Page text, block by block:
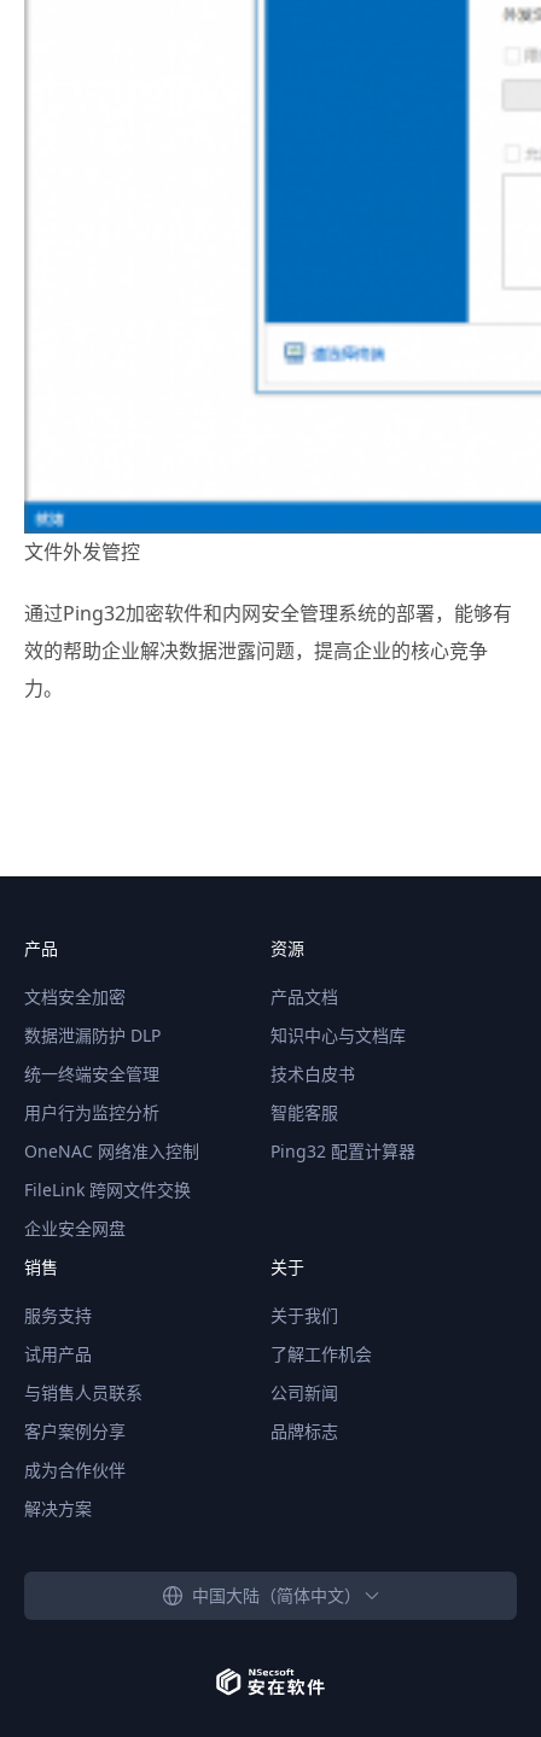
文件外发管控
通过Ping32加密软件和内网安全管理系统的部署，能够有
效的帮助企业解决数据泄露问题，提高企业的核心竞争
力。
产品
文档安全加密
数据泄漏防护 DLP
统一终端安全管理
用户行为监控分析
OneNAC 网络准入控制
FileLink 跨网文件交换
企业安全网盘
资源
产品文档
知识中心与文档库
技术白皮书
智能客服
Ping32 配置计算器
销售
服务支持
试用产品
与销售人员联系
客户案例分享
成为合作伙伴
解决方案
关于
关于我们
了解工作机会
公司新闻
品牌标志
中国大陆（简体中文）